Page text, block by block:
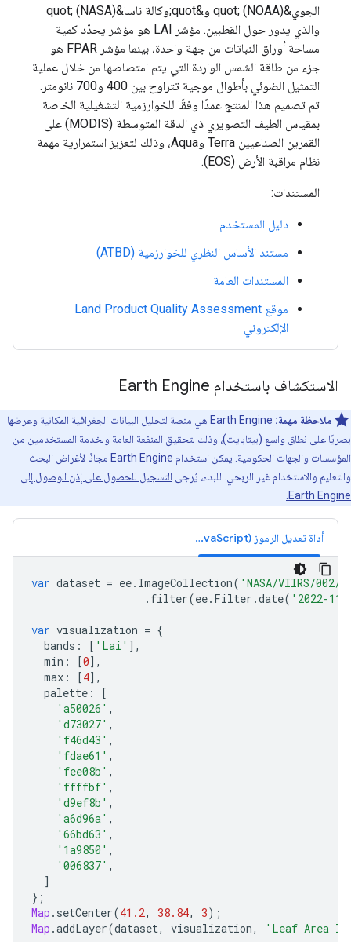
الجوي&quot; (NOAA) و&quot;وكالة ناسا&quot; (NASA)
والذي يدور حول القطبين. مؤشر LAI هو مؤشر يحدّد كمية
مساحة أوراق النباتات من جهة واحدة، بينما مؤشر FPAR هو
جزء من طاقة الشمس الواردة التي يتم امتصاصها من خلال عملية
التمثيل الضوئي بأطوال موجية تتراوح بين 400 و700 نانومتر.
تم تصميم هذا المنتج عمدًا وفقًا للخوارزمية التشغيلية الخاصة
بمقياس الطيف التصويري ذي الدقة المتوسطة (MODIS) على
القمرين الصناعيين Terra وAqua، وذلك لتعزيز استمرارية مهمة
نظام مراقبة الأرض (EOS).
المستندات:
دليل المستخدم
مستند الأساس النظري للخوارزمية (ATBD)
المستندات العامة
موقع Land Product Quality Assessment
الإلكتروني
الاستكشاف باستخدام Earth Engine
ملاحظة مهمة:
‫Earth Engine هي منصة لتحليل البيانات الجغرافية المكانية وعرضها
بصريًا على نطاق واسع (بيتابايت)، وذلك لتحقيق المنفعة العامة ولخدمة المستخدمين من
المؤسسات والجهات الحكومية. يمكن استخدام Earth Engine مجانًا لأغراض البحث
والتعليم والاستخدام غير الربحي. للبدء، يُرجى التسجيل للحصول على إذن الوصول إلى
Earth Engine.
أداة تعديل الرموز (JavaScript)
var dataset = ee. ImageCollection( 'NASA/VIIRS/002/
. filter(ee. Filter .date( '2022-
var visualization = {
bands : [ 'Lai' ],
min : [0],
max : [4],
palette :
[
'a50026' ,
'd73027' ,
'f46d43' ,
'fdae61' ,
'fee08b' ,
'ffffbf' ,
'd9ef8b' ,
'a6d96a' ,
'66bd63' ,
'1a9850' ,
'006837' ,
]
};
Map . setCenter(41.2, 38.84, 3);
Map .addLayer(dataset, visualization, 'Leaf Area